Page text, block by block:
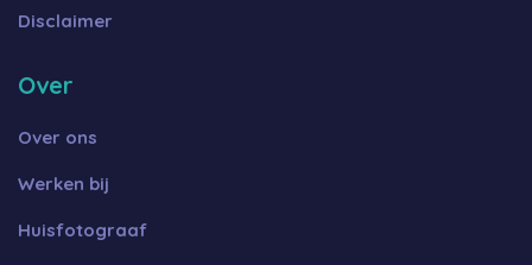
Disclaimer
Over
Over ons
Werken bij
Huisfotograaf